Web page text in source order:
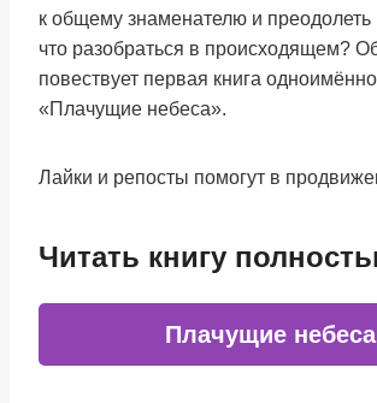
к общему знаменателю и преодолеть
что разобраться в происходящем?
повествует первая книга
«Плачущие небеса».
Лайки и репосты помогут в
Читать книгу
Плачущие небеса